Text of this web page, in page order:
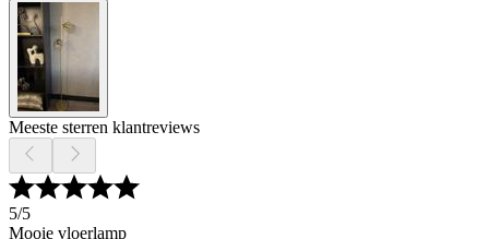
Meeste sterren klantreviews
5/5
Mooie vloerlamp